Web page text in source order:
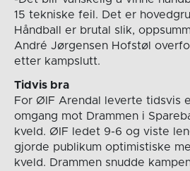
15 tekniske feil. Det er
Håndball er brutal slik,
André Jørgensen Hofstøl
etter kampslutt.
Tidvis bra
For ØIF Arendal leverte tidsvis
omgang mot Drammen i
kveld. ØIF ledet 9-6 og viste
gjorde publikum optimistiske
kveld. Drammen snudde